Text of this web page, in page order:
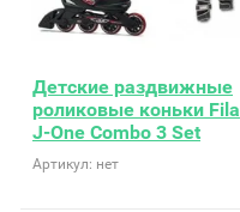
Детские раздвижные
роликовые коньки Fila
J-One Combo 3 Set
Артикул: нет